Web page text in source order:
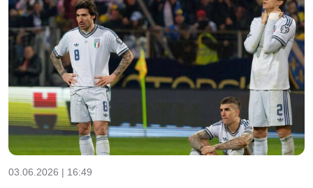
03.06.2026 | 16:49